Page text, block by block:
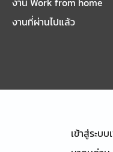
งานที่ผ่านไปแล้ว
เข้าสู่ระบ